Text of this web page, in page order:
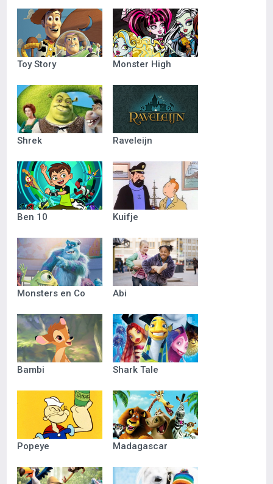
Toy Story Monster High
Shrek Raveleijn
Ben 10 Kuifje
Monsters en Co Abi
Bambi Shark Tale
Popeye Madagascar